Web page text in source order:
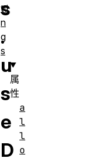
s
.
u
s
e
D
tti
n
g
s
属
性
a
l
l
o